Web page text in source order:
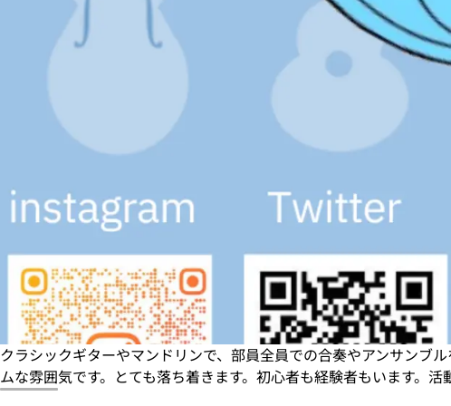
クラシックギターやマンドリンで、部員全員での合奏やアンサンブ
ムな雰囲気です。とても落ち着きます。初心者も経験者もいます。活